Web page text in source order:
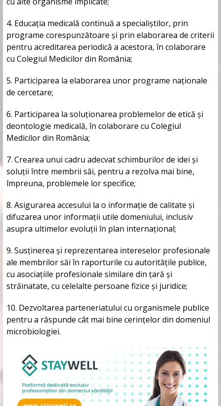
4. Educația medicală continuă a specialiștilor, prin
programe corespunzătoare și prin elaborarea de criterii
pentru acreditarea periodică a acestora, în colaborare
cu Colegiul Medicilor din România;
5. Participarea la elaborarea unor programe naționale
de cercetare;
6. Participarea la soluționarea problemelor de etică și
deontologie medicală, în colaborare cu Colegiul
Medicilor din România;
7. Crearea unui cadru adecvat schimburilor de idei și
soluții între membrii săi, pentru a rezolva mai bine,
împreuna, problemele lor specifice;
8. Asigurarea accesului la o informație de calitate și
difuzarea unor informații utile domeniului, inclusiv
asupra ultimelor evoluții în plan internațional;
9. Susținerea și reprezentarea intereselor profesionale
ale membrilor săi în raporturile cu autoritățile publice,
cu asociațiile profesionale similare din țară și
străinatate, cu celelalte persoane fizice și juridice;
10. Dezvoltarea parteneriatului cu organismele publice
pentru a răspunde cât mai bine cerințelor din domeniul
microbiologiei.